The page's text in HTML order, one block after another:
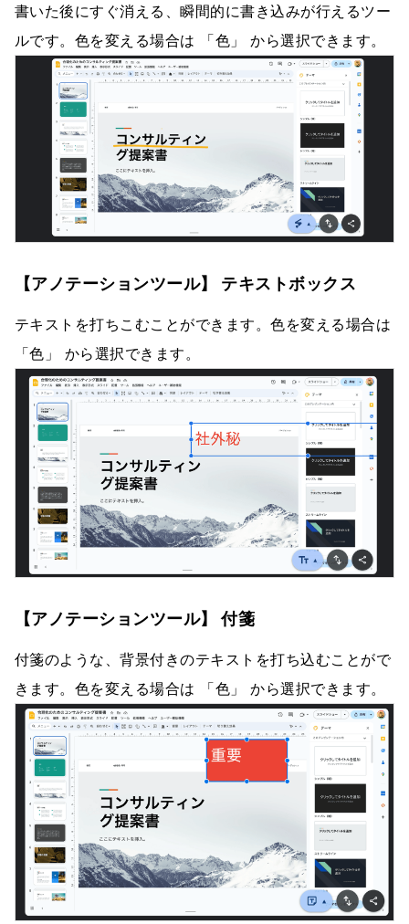
書いた後にすぐ消える、瞬間的に書き込みが行えるツー
ルです。色を変える場合は 「色」 から選択できます。
【アノテーションツール】 テキストボックス
テキストを打ちこむことができます。色を変える場合は
「色」 から選択できます。
【アノテーションツール】 付箋
付箋のような、背景付きのテキストを打ち込むことがで
きます。色を変える場合は 「色」 から選択できます。